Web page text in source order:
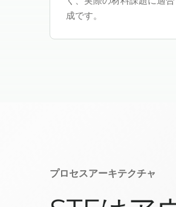
成です。
プロセスアーキテクチャ